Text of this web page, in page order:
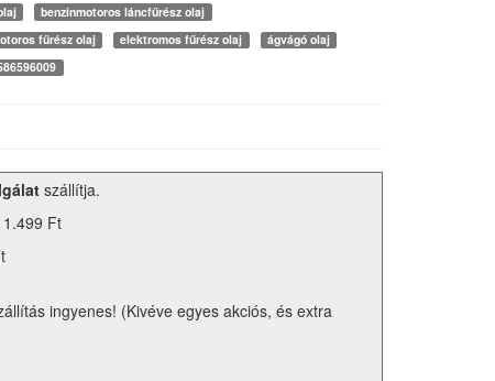
benzinmotoros láncfűrész olaj
fűrész olaj elektromos fűrész olaj
ágvágó olaj
szállítja.
Ft
ingyenes! (Kivéve egyes akciós, és extra